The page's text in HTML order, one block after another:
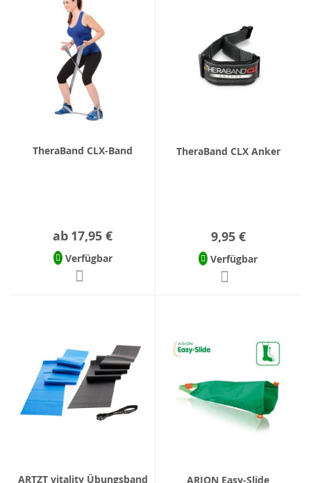
TheraBand CLX-Band
ab 17,95 €
Verfügbar
TheraBand CLX Anker
9,95 €
Verfügbar
ARTZT vitality Übungsband ARION Easy-Slide